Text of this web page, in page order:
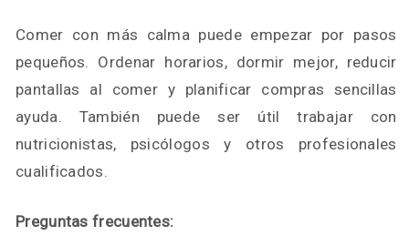
Comer con más calma puede empezar por pasos
pequeños. Ordenar horarios, dormir mejor, reducir
pantallas al comer y planificar compras sencillas
ayuda. También puede ser útil trabajar con
nutricionistas, psicólogos y otros profesionales
cualificados.
Preguntas frecuentes: